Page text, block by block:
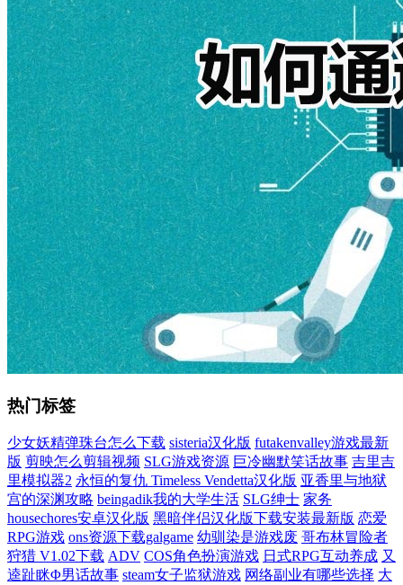
热门标签
少女妖精弹珠台怎么下载 sisteria汉化版 futakenvalley游戏最新
版 剪映怎么剪辑视频 SLG游戏资源 巨冷幽默笑话故事 吉里吉
里模拟器2 永恒的复仇 Timeless Vendetta汉化版 亚香里与地狱
宫的深渊攻略 beingadik我的大学生活 SLG绅士 家务
housechores安卓汉化版 黑暗伴侣汉化版下载安装最新版 恋爱
RPG游戏 ons资源下载galgame 幼驯染是游戏废 哥布林冒险者
狩猎 V1.02下载 ADV COS角色扮演游戏 日式RPG互动养成 又
逵趾眯Φ男话故事 steam女子监狱游戏 网络副业有哪些选择 大